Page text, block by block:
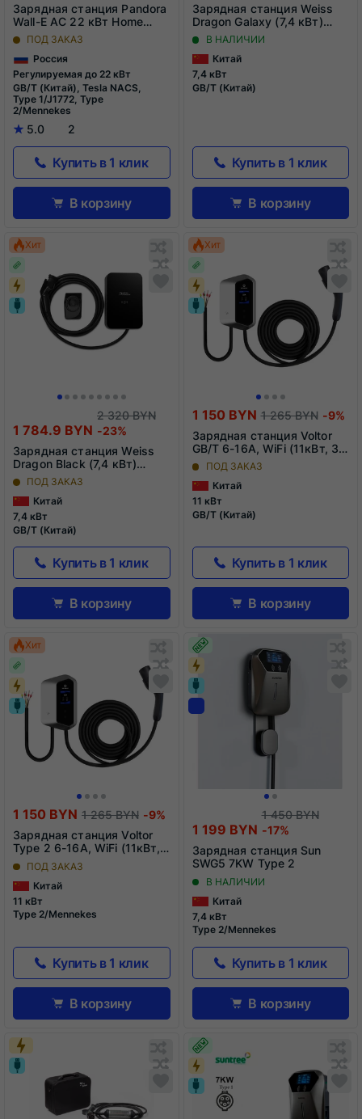
Зарядная станция Pandora
Wall-E AC 22 кВт Home
Edition с кабелем
ПОД ЗАКАЗ
Россия
Регулируемая до 22 кВт
GB/T (Китай), Tesla NACS,
Type 1/J1772, Type
2/Mennekes
5.0 2
Купить в 1 клик
В корзину
Зарядная станция Weiss
Dragon Galaxy (7,4 кВт)
GB/TВ НАЛИЧИИ
Китай
7,4 кВт
GB/T (Китай)
Купить в 1 клик
В корзину
Хит
1 784.9 BYN
2 320 BYN
-23%
Зарядная станция Weiss
Dragon Black (7,4 кВт)
GB/T, приложение
Обновляю
список...
Обновляю
список...
Добавить
список
сравнения
ПОД ЗАКАЗ
Китай
7,4 кВт
GB/T (Китай)
Купить в 1 клик
В корзину
Хит
1 150 BYN 1 265 BYN -9%
Зарядная станция Voltor
GB/T 6-16A, WiFi (11кВт, 3
фазы)
ПОД ЗАКАЗ
Китай
11 кВт
GB/T (Китай)
Купить в 1 клик
В корзину
Хит
1 150 BYN 1 265 BYN -9%
Зарядная станция Voltor
Type 2 6-16A, WiFi (11кВт,
3 фазы)
Обновляю
список...
Обновляю
список...
Добавить
список
сравнения
ПОД ЗАКАЗ
Китай
11 кВт
Type 2/Mennekes
Купить в 1 клик
В корзину
1 199 BYN
1 450 BYN
-17%
Зарядная станция Sun
SWG5 7KW Type 2
В НАЛИЧИИ
Китай
7,4 кВт
Type 2/Mennekes
Купить в 1 клик
В корзину
Обновляю
список...
Обновляю
список...
Добавить
список
сравнения